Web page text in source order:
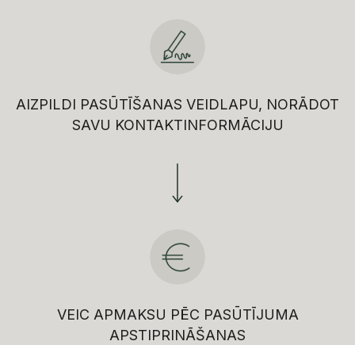
AIZPILDI PASŪTĪŠANAS VEIDLAPU, NORĀDOT
SAVU KONTAKTINFORMĀCIJU
VEIC APMAKSU PĒC PASŪTĪJUMA
APSTIPRINĀŠANAS